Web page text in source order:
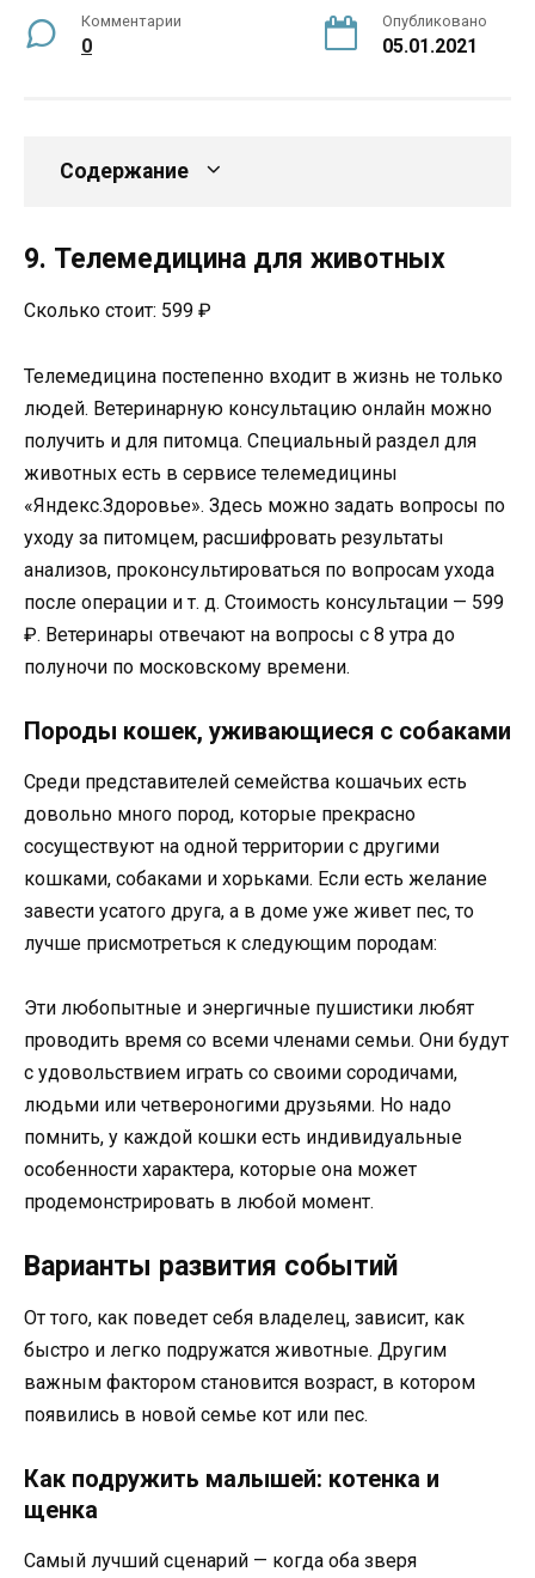
Комментарии
0
Опубликовано
05.01.2021
Содержание
9. Телемедицина для животных
Сколько стоит: 599 ₽
Телемедицина постепенно входит в жизнь не только
людей. Ветеринарную консультацию онлайн можно
получить и для питомца. Специальный раздел для
животных есть в сервисе телемедицины
«Яндекс.Здоровье». Здесь можно задать вопросы по
уходу за питомцем, расшифровать результаты
анализов, проконсультироваться по вопросам ухода
после операции и т. д. Стоимость консультации — 599
₽. Ветеринары отвечают на вопросы с 8 утра до
полуночи по московскому времени.
Породы кошек, уживающиеся с собаками
Среди представителей семейства кошачьих есть
довольно много пород, которые прекрасно
сосуществуют на одной территории с другими
кошками, собаками и хорьками. Если есть желание
завести усатого друга, а в доме уже живет пес, то
лучше присмотреться к следующим породам:
Эти любопытные и энергичные пушистики любят
проводить время со всеми членами семьи. Они будут
с удовольствием играть со своими сородичами,
людьми или четвероногими друзьями. Но надо
помнить, у каждой кошки есть индивидуальные
особенности характера, которые она может
продемонстрировать в любой момент.
Варианты развития событий
От того, как поведет себя владелец, зависит, как
быстро и легко подружатся животные. Другим
важным фактором становится возраст, в котором
появились в новой семье кот или пес.
Как подружить малышей: котенка и
щенка
Самый лучший сценарий — когда оба зверя